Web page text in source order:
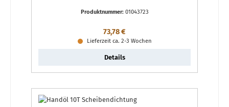
Produktnummer: 01043723
Regulärer Preis:
73,78 €
Lieferzeit ca. 2-3 Wochen
Details